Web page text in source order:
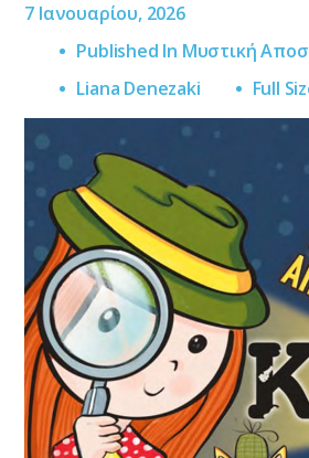
7 Ιανουαρίου, 2026
Published In Μυστική
Liana Denezaki
Full
Size
Full